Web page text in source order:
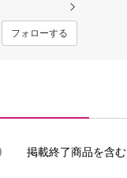
フォローする
掲載終了商品を含む